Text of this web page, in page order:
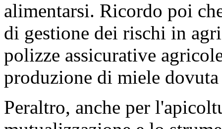
alimentarsi. Ricordo poi
di gestione dei rischi in
polizze assicurative
produzione di miele
Peraltro, anche per